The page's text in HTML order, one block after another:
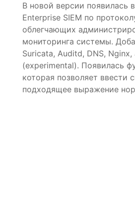
В новой версии появилась
Enterprise SIEM по
облегчающих
мониторинга системы.
Suricata, Аuditd, DNS,
(experimental). Появилась
которая позволяет ввести
подходящее выражение